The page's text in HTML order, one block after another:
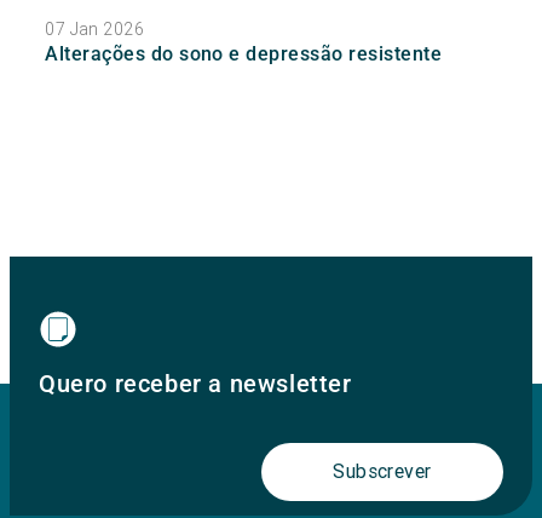
07 Jan 2026
Alterações do sono e depressão resistente
Quero receber a newsletter
Subscrever